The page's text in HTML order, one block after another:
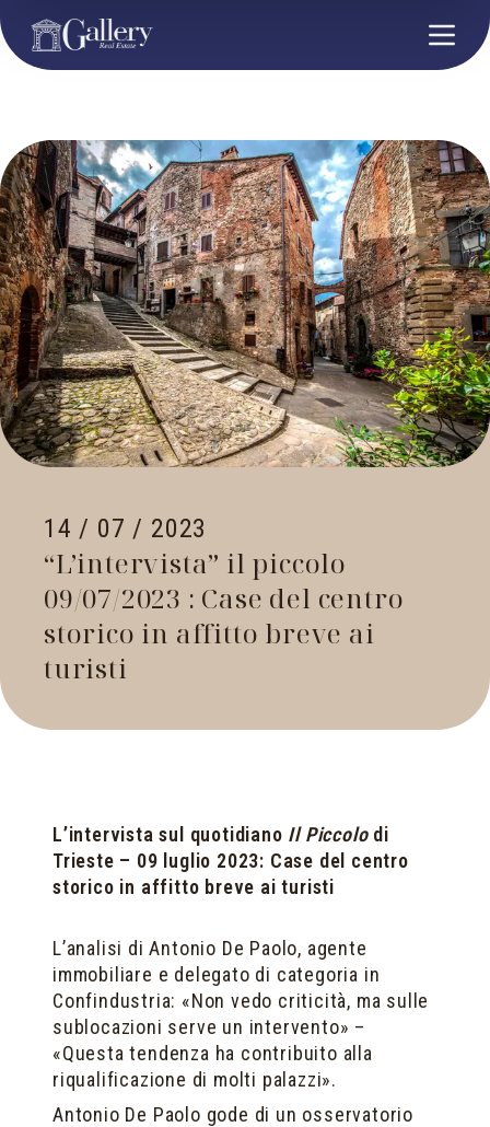
14 / 07 / 2023
“L’intervista” il piccolo
09/07/2023 : Case del centro
storico in affitto breve ai
turisti
L’intervista sul quotidiano Il Piccolodi
Trieste – 09 luglio 2023: Case del centro
storico in affitto breve ai turisti
L’analisi di Antonio De Paolo, agente
immobiliare e delegato di categoria in
Confindustria: «Non vedo criticità, ma sulle
sublocazioni serve un intervento» –
«Questa tendenza ha contribuito alla
riqualificazione di molti palazzi».
Antonio De Paolo gode di un osservatorio